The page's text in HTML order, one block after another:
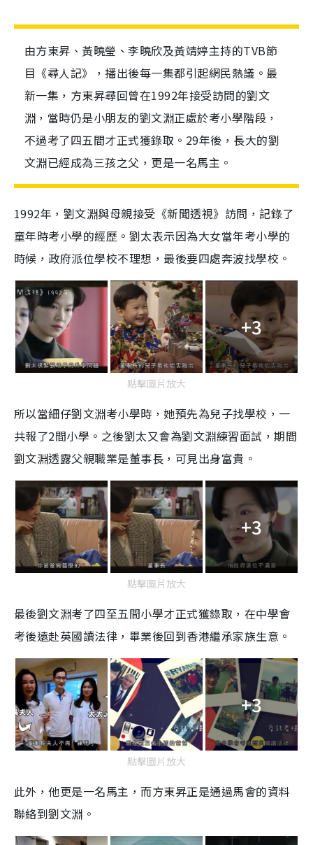
由方東昇、黃曉瑩、李曉欣及黃靖婷主持的TVB節
目《尋人記》，播出後每一集都引起網民熱議。最
新一集，方東昇尋回曾在1992年接受訪問的劉文
淵，當時仍是小朋友的劉文淵正處於考小學階段，
不過考了四五間才正式獲錄取。29年後，長大的劉
文淵已經成為三孩之父，更是一名馬主。
1992年，劉文淵與母親接受《新聞透視》訪問，記錄了
童年時考小學的經歷。劉太表示因為大女當年考小學的
時候，政府派位學校不理想，最後要四處奔波找學校。
+3
點擊圖片放大
所以當細仔劉文淵考小學時，她預先為兒子找學校，一
共報了2間小學。之後劉太又會為劉文淵練習面試，期間
劉文淵透露父親職業是董事長，可見出身富貴。
+3
點擊圖片放大
最後劉文淵考了四至五間小學才正式獲錄取，在中學會
考後遠赴英國讀法律，畢業後回到香港繼承家族生意。
+3
點擊圖片放大
此外，他更是一名馬主，而方東昇正是通過馬會的資料
聯絡到劉文淵。